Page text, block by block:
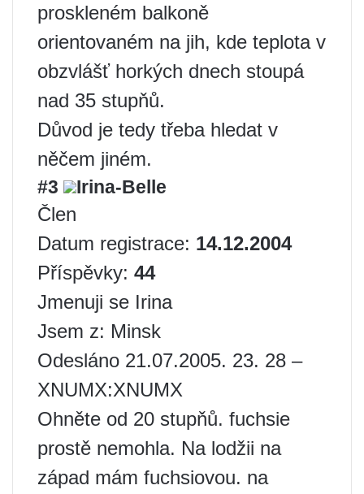
proskleném balkoně
orientovaném na jih, kde teplota v
obzvlášť horkých dnech stoupá
nad 35 stupňů.
Důvod je tedy třeba hledat v
něčem jiném.
#3 Irina-Belle
Člen
Datum registrace: 14.12.2004
Příspěvky: 44
Jmenuji se Irina
Jsem z: Minsk
Odesláno 21.07.2005. 23. 28 –
XNUMX:XNUMX
Ohněte od 20 stupňů. fuchsie
prostě nemohla. Na lodžii na
západ mám fuchsiovou. na